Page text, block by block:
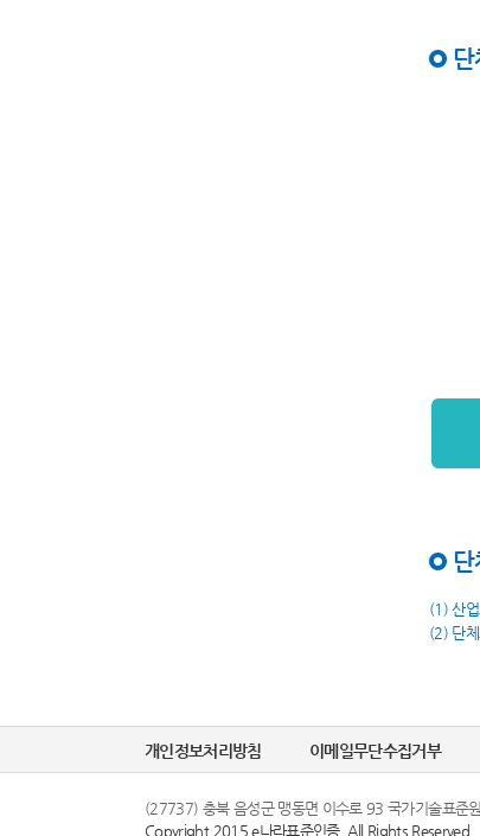
(1) 산
(2) 단
개인정보처리방침 이메일무단수집거부
(27737) 충북 음성군 맹동면 이수로 93 국가기술표준원
Copyright 2015 e나라표준인증. All Rights Reserved.